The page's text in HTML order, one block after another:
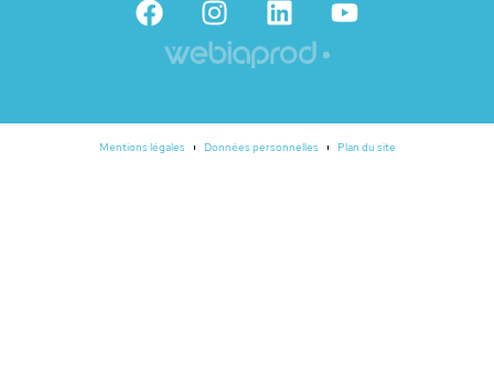
Mentions légales Données personnelles Plan du site